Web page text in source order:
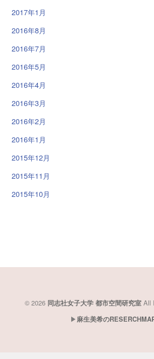
2017年1月
2016年8月
2016年7月
2016年5月
2016年4月
2016年3月
2016年2月
2016年1月
2015年12月
2015年11月
2015年10月
© 2026 同志社女子大学 都市空間研究室All
▶︎ 麻生美希の